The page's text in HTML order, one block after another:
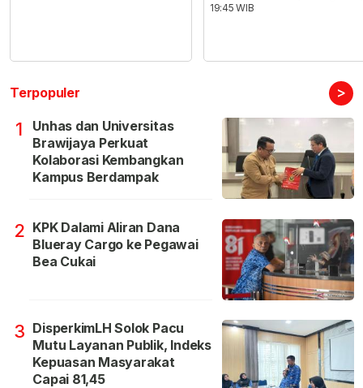
19:45 WIB
Terpopuler >
1
Unhas dan Universitas
Brawijaya Perkuat
Kolaborasi Kembangkan
Kampus Berdampak
2 KPK Dalami Aliran Dana
Blueray Cargo ke Pegawai
Bea Cukai
3 DisperkimLH Solok Pacu
Mutu Layanan Publik, Indeks
Kepuasan Masyarakat
Capai 81,45